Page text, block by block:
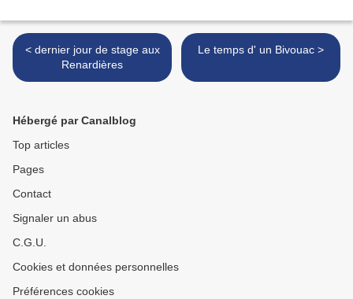
< dernier jour de stage aux
Renardières
Le temps d' un Bivouac >
Hébergé par Canalblog
Top articles
Pages
Contact
Signaler un abus
C.G.U.
Cookies et données personnelles
Préférences cookies